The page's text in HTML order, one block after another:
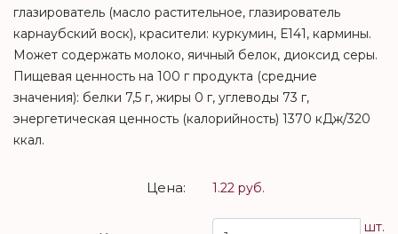
глазирователь (масло растительное, глазирователь
карнаубский воск), красители: куркумин, Е141, кармины.
Может содержать молоко, яичный белок, диоксид серы.
Пищевая ценность на 100 г продукта (средние
значения): белки 7,5 г, жиры 0 г, углеводы 73 г,
энергетическая ценность (калорийность) 1370 кДж/320
ккал.
Цена: 1.22 руб.
шт.